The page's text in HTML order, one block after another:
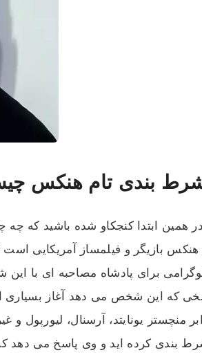
بندی تام هنکس
همین ابتدا کنجکاو شده باشید که چه
هنکس بازیگر و فیلمساز آمریکایی
برای پادشاه مصاحبه ای
که این شخص می دهد آغاز
منچستر یونایتد، آرسنال،